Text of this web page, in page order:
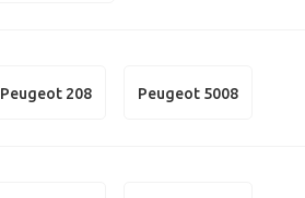
Peugeot 208 Peugeot 5008